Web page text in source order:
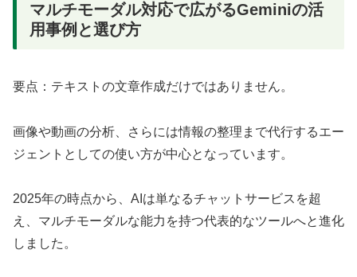
マルチモーダル対応で広がるGeminiの活
用事例と選び方
要点：テキストの文章作成だけではありません。
画像や動画の分析、さらには情報の整理まで代行するエー
ジェントとしての使い方が中心となっています。
2025年の時点から、AIは単なるチャットサービスを超
え、マルチモーダルな能力を持つ代表的なツールへと進化
しました。